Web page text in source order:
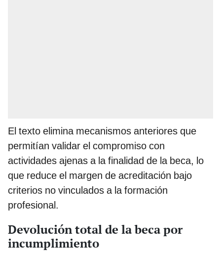
El texto elimina mecanismos anteriores que
permitían validar el compromiso con
actividades ajenas a la finalidad de la beca, lo
que reduce el margen de acreditación bajo
criterios no vinculados a la formación
profesional.
Devolución total de la beca por
incumplimiento